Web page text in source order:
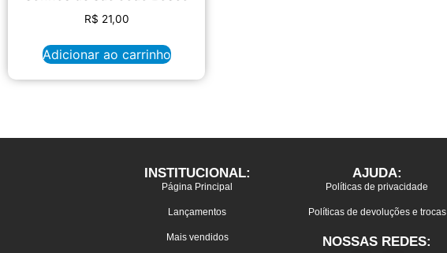
R$ 21,00
Adicionar ao carrinho
INSTITUCIONAL:
Página Principal
Lançamentos
Mais vendidos
AJUDA:
Políticas de privacidade
Políticas de devoluções e trocas
NOSSAS REDES: